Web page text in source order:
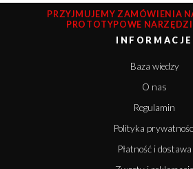
PRZYJMUJEMY ZAMÓWIENIA
PROTOTYPOWE
INFORMACJE
Baza wiedzy
O nas
Regulamin
Polityka
Płatność i dostawa